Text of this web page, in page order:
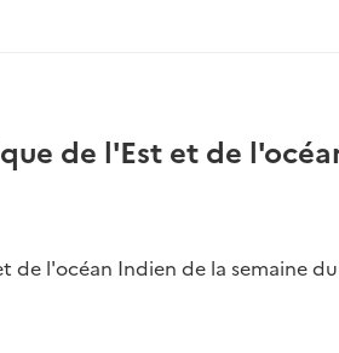
de l'Est et de
de l'océan Indien de la semaine